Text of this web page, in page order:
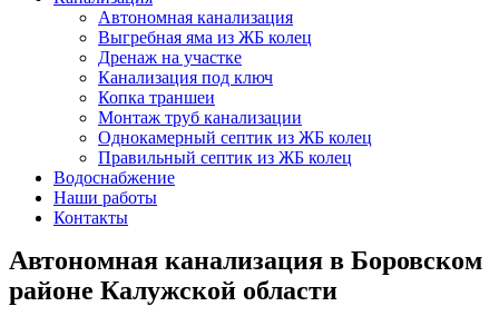
Автономная канализация
Выгребная яма из ЖБ колец
Дренаж на участке
Канализация под ключ
Копка траншеи
Монтаж труб канализации
Однокамерный септик из ЖБ колец
Правильный септик из ЖБ колец
Водоснабжение
Наши работы
Контакты
Автономная канализация в Боровском
районе Калужской области